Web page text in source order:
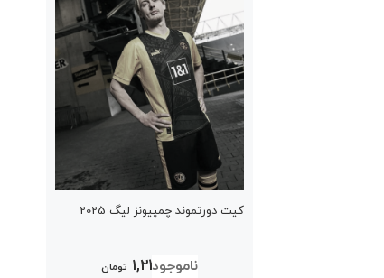
کیت دورتموند چمپیونز لیگ 2025
1,249,000 تومان